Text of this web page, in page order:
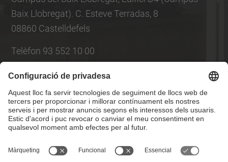
Baix Llobregat). C. Esteve Terradas, 8
08860 Castelldefels
Telèfon 93 552 10 00
Llista Xarxes Socials